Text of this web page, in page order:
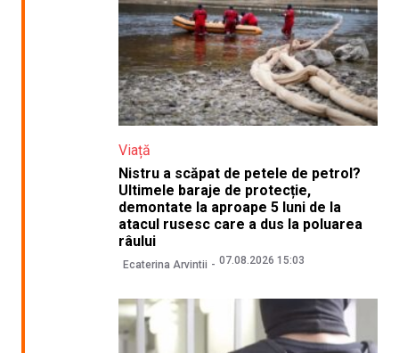
Viață
Nistru a scăpat de petele de petrol?
Ultimele baraje de protecție,
demontate la aproape 5 luni de la
atacul rusesc care a dus la poluarea
râului
Ecaterina Arvintii 07.08.2026 15:03